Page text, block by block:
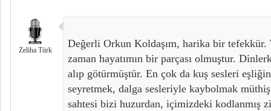
Zeliha Türk
Değerli Orkun Koldaşım, harika bir
zaman hayatımın bir parçası olmuştur.
alıp götürmüştür. En çok da kuş sesleri
seyretmek, dalga sesleriyle kaybolmak
sahtesi bizi huzurdan, içimizdeki kodlanmış